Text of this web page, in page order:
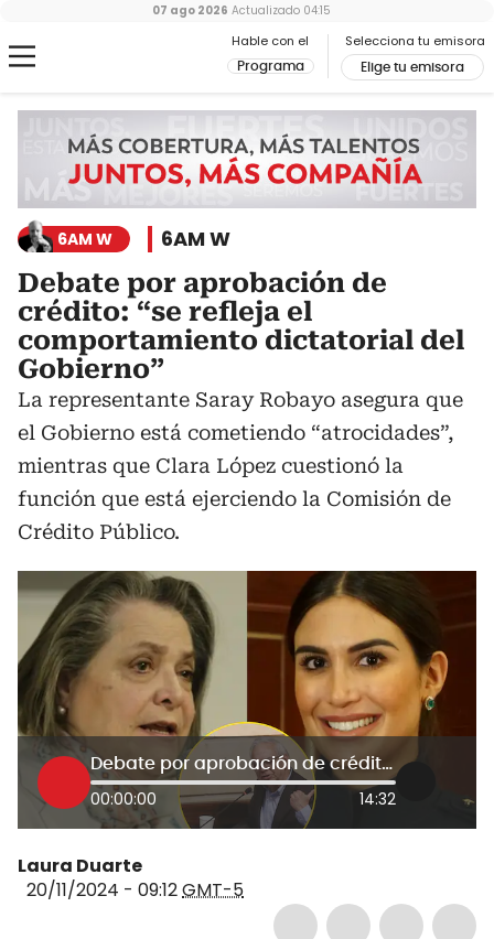
Hable con el
Programa
Selecciona tu emisora
Elige tu emisora
07 ago 2026 Actualizado 04:15
6AM W 6AM W
Debate por aprobación de
crédito: “se refleja el
comportamiento dictatorial del
Gobierno”
La representante Saray Robayo asegura que
el Gobierno está cometiendo “atrocidades”,
mientras que Clara López cuestionó la
función que está ejerciendo la Comisión de
Crédito Público.
Debate por aprobación de crédito: “se refleja el comportamiento dictatorial del Gobierno”
00:00:00 14:32
Laura Duarte
20/11/2024 - 09:12GMT-5